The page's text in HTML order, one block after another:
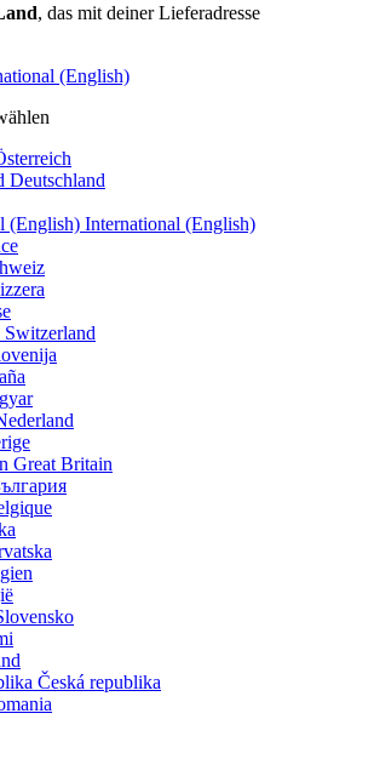
, das mit deiner Lieferadresse
(English)
Deutschland
International (English)
Switzerland
Great Britain
Česká republika